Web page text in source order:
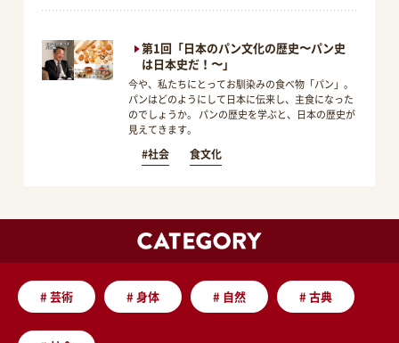
第1回「日本のパン文化の歴史〜パン史
は日本史だ！〜」
今や、私たちにとってお馴染みの食べ物「パン」。
パンはどのようにして日本に伝来し、主食になった
のでしょうか。 パンの歴史を学ぶと、日本の歴史が
見えてきます。
#社会 食文化
#芸術 #身体 # 自然 #古典